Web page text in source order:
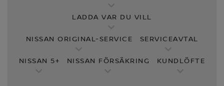
LADDA VAR DU VILL
NISSAN ORIGINAL-SERVICE SERVICEAVTAL
NISSAN 5+ NISSAN FÖRSÄKRING KUNDLÖFTE